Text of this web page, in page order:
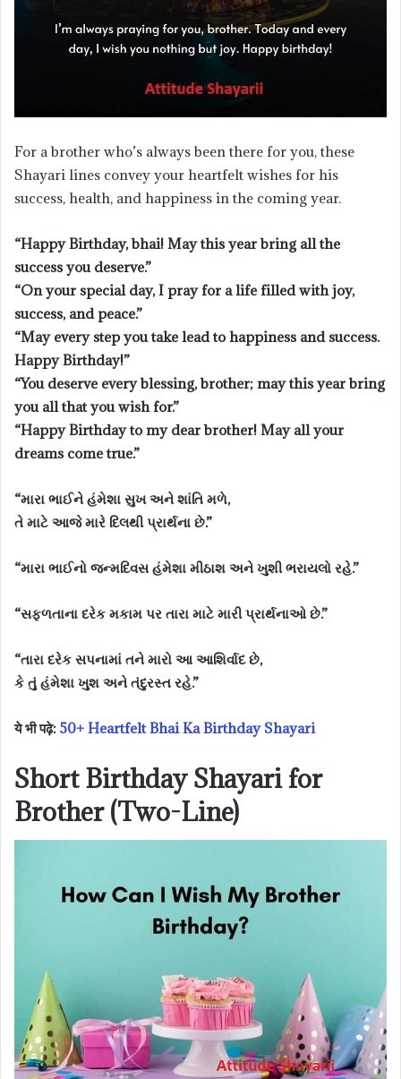
For a brother who’s always been there for you, these
Shayari lines convey your heartfelt wishes for his
success, health, and happiness in the coming year.
“Happy Birthday, bhai! May this year bring all the
success you deserve.”
“On your special day, I pray for a life filled with joy,
success, and peace.”
“May every step you take lead to happiness and success.
Happy Birthday!”
“You deserve every blessing, brother; may this year bring
you all that you wish for.”
“Happy Birthday to my dear brother! May all your
dreams come true.”
“મારા ભાઈને હંમેશા સુખ અને શાંતિ મળે,
તે માટે આજે મારે દિલથી પ્રાર્થના છે.”
“મારા ભાઈનો જન્મદિવસ હંમેશા મીઠાશ અને ખુશી ભરાયલો રહે.”
“સફળતાના દરેક મકામ પર તારા માટે મારી પ્રાર્થનાઓ છે.”
“તારા દરેક સપનામાં તને મારો આ આશિર્વાદ છે,
કે તું હંમેશા ખુશ અને તંદુરસ્ત રહે.”
ये भी पढ़े: 50+ Heartfelt Bhai Ka Birthday Shayari
Short Birthday Shayari for
Brother (Two-Line)